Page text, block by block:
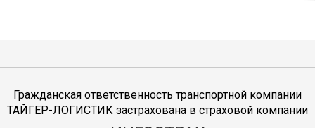
Гражданская ответственность транспортной компании
ТАЙГЕР-ЛОГИСТИК застрахована в страховой компании